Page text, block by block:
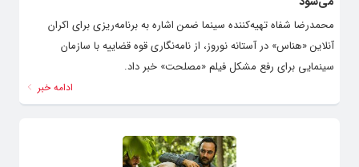
محمدرضا شفاه تهیه‌کننده سینما ضمن اشاره به برنامه‌ریزی برای اکران
آنلاین «هناس» در آستانه نوروز، از نامه‌نگاری قوه قضاییه با سازمان
سینمایی برای رفع مشکل فیلم «مصلحت» خبر داد.
ادامه خبر